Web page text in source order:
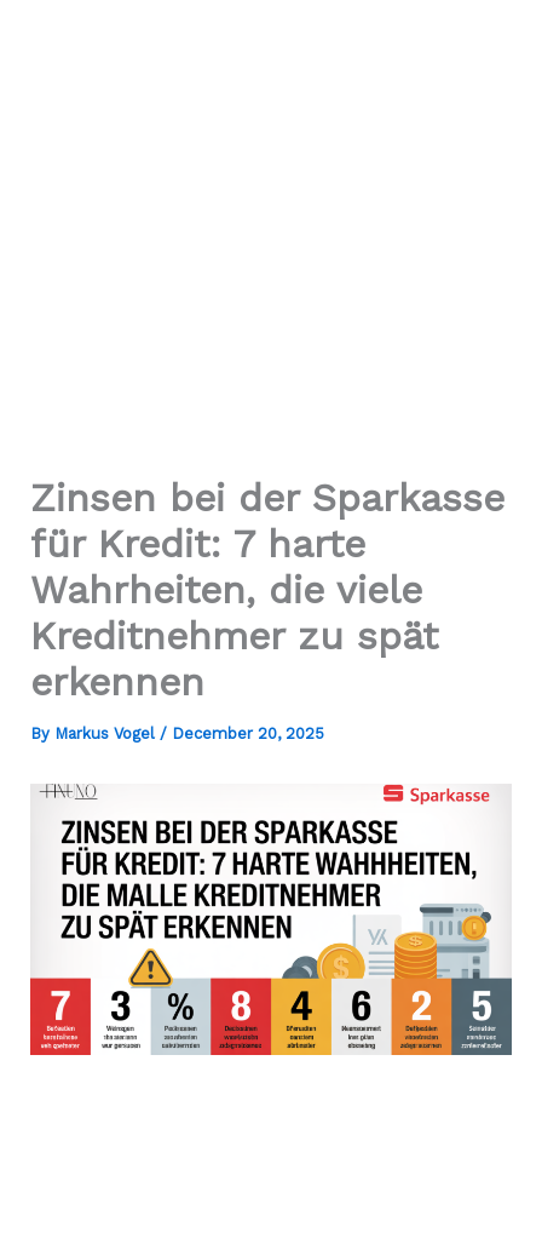
Zinsen bei der Sparkasse
für Kredit: 7 harte
Wahrheiten, die viele
Kreditnehmer zu spät
erkennen
By Markus Vogel / December 20, 2025